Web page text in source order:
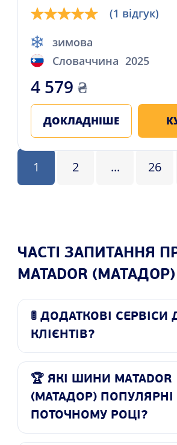
(1 відгук)
зимова
Словаччина 2025
4 579 ₴
ДОКЛАДНІШЕ
1 2 ... 26
ЧАСТІ ЗАПИТАННЯ
MATADOR (МАТАДОР)
🚦 ДОДАТКОВІ СЕРВІСИ
КЛІЄНТІВ?
🏆 ЯКІ ШИНИ MATADOR
(МАТАДОР) ПОПУЛЯРНІ
ПОТОЧНОМУ РОЦІ?